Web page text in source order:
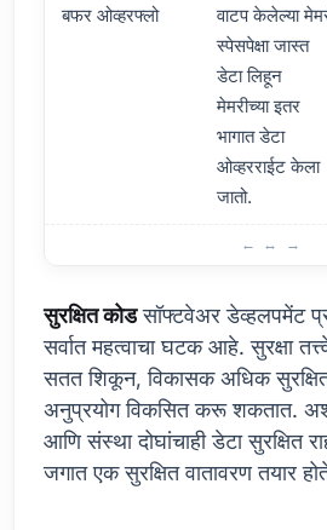
बफर ओव्हरफ्लो
वाटप केलेल्या
स्पेसपेक्षा जास्त
डेटा लिहून
मेमरीच्या इतर
भागात डेटा
ओव्हरराईट केला
जातो.
सुरक्षित कोडसॉफ्टवेअर डेव्हलपमेंट
सर्वात महत्वाचा घटक आहे. सुरक्षा
सतत शिकून, विकासक अधिक
अनुप्रयोग विकसित करू शकतात.
आणि संस्था दोघांचाही डेटा सुरक्षित
जगात एक सुरक्षित वातावरण तयार